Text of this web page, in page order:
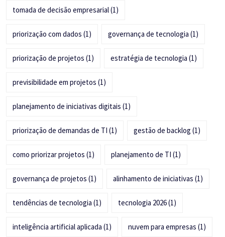
tomada de decisão empresarial(1)
priorização com dados (1) governança de tecnologia (1)
priorização de projetos (1) estratégia de tecnologia (1)
previsibilidade em projetos (1)
planejamento de iniciativas digitais (1)
priorização de demandas de TI (1) gestão de backlog (1)
como priorizar projetos (1) planejamento de TI (1)
governança de projetos (1) alinhamento de iniciativas (1)
tendências de tecnologia (1) tecnologia 2026(1)
inteligência artificial aplicada (1) nuvem para empresas (1)